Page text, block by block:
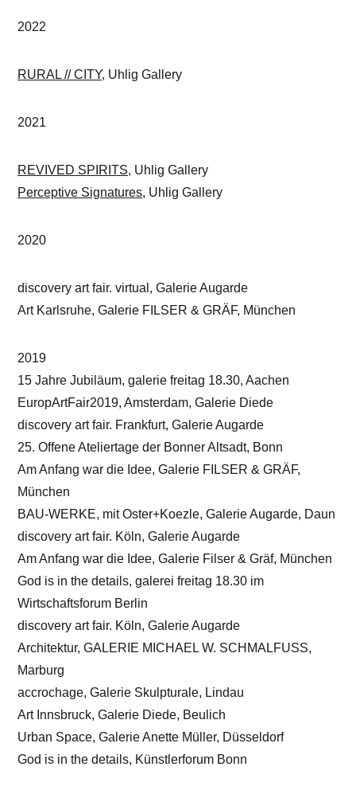
2022
RURAL // CITY, Uhlig Gallery
2021
REVIVED SPIRITS, Uhlig Gallery
Perceptive Signatures, Uhlig Gallery
2020
discovery art fair. virtual, Galerie Augarde
Art Karlsruhe, Galerie FILSER & GRÄF, München
2019
15 Jahre Jubiläum, galerie freitag 18.30, Aachen
EuropArtFair2019, Amsterdam, Galerie Diede
discovery art fair. Frankfurt, Galerie Augarde
25. Offene Ateliertage der Bonner Altsadt, Bonn
Am Anfang war die Idee, Galerie FILSER & GRÄF,
München
BAU-WERKE, mit Oster+Koezle, Galerie Augarde, Daun
discovery art fair. Köln, Galerie Augarde
Am Anfang war die Idee, Galerie Filser & Gräf, München
God is in the details, galerei freitag 18.30 im
Wirtschaftsforum Berlin
discovery art fair. Köln, Galerie Augarde
Architektur, GALERIE MICHAEL W. SCHMALFUSS,
Marburg
accrochage, Galerie Skulpturale, Lindau
Art Innsbruck, Galerie Diede, Beulich
Urban Space, Galerie Anette Müller, Düsseldorf
God is in the details, Künstlerforum Bonn